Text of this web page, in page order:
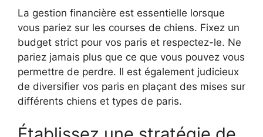
La gestion financière est essentielle lorsque
vous pariez sur les courses de chiens. Fixez un
budget strict pour vos paris et respectez-le. Ne
pariez jamais plus que ce que vous pouvez vous
permettre de perdre. Il est également judicieux
de diversifier vos paris en plaçant des mises sur
différents chiens et types de paris.